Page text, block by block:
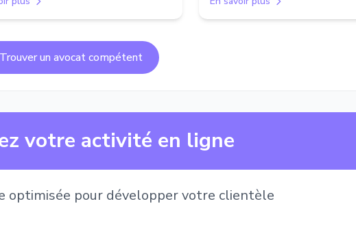
Trouver un avocat compétent
votre activité en ligne
optimisée pour développer votre clientèle